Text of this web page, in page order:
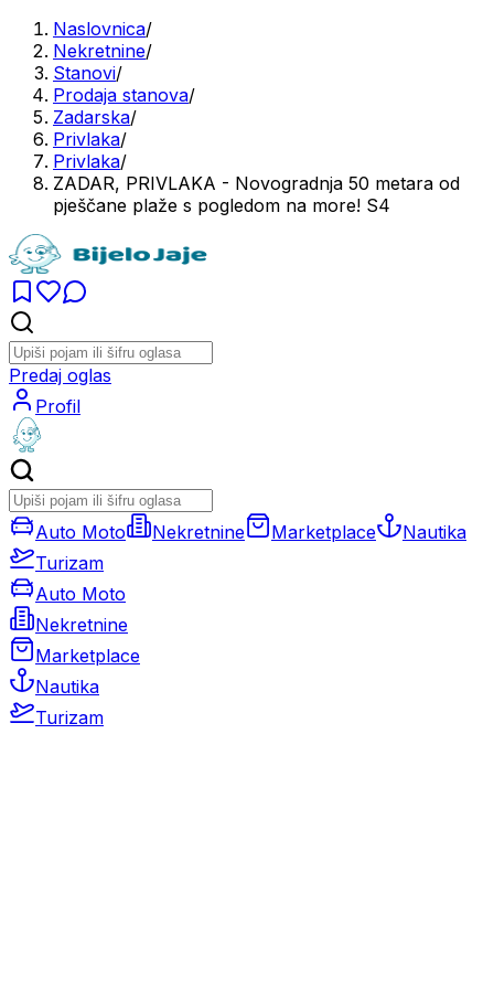
Naslovnica/
Nekretnine/
Stanovi/
Prodaja stanova/
Zadarska/
Privlaka/
Privlaka/
ZADAR, PRIVLAKA - Novogradnja 50 metara od
pješčane plaže s pogledom na more! S4
Predaj oglas
Profil
Auto Moto Nekretnine Marketplace
Nautika
Turizam
Auto Moto
Nekretnine
Marketplace
Nautika
Turizam